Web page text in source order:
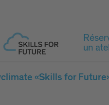
un
«Skills for